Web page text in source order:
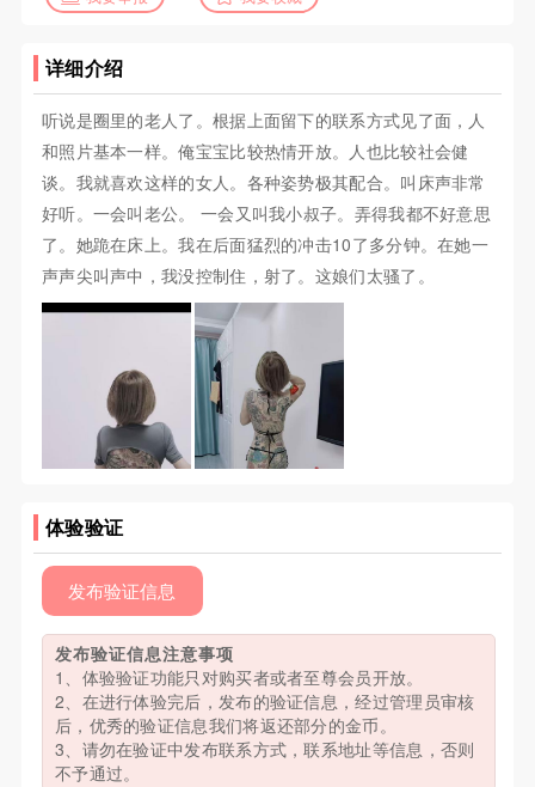
详细介绍
听说是圈里的老人了。根据上面留下的联系方式见了面，人
和照片基本一样。俺宝宝比较热情开放。人也比较社会健
谈。我就喜欢这样的女人。各种姿势极其配合。叫床声非常
好听。一会叫老公。 一会又叫我小叔子。弄得我都不好意思
了。她跪在床上。我在后面猛烈的冲击10了多分钟。在她一
声声尖叫声中，我没控制住，射了。这娘们太骚了。
体验验证
发布验证信息
发布验证信息注意事项
1、体验验证功能只对购买者或者至尊会员开放。
2、在进行体验完后，发布的验证信息，经过管理员审核
后，优秀的验证信息我们将返还部分的金币。
3、请勿在验证中发布联系方式，联系地址等信息，否则
不予通过。